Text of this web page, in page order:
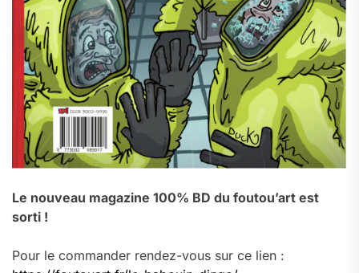
Le nouveau magazine 100% BD du foutou’art est
sorti !
Pour le commander rendez-vous sur ce lien :